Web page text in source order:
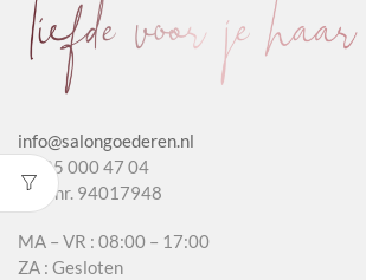
info@salongoederen.nl
T 085 000 47 04
KvK nr. 94017948
MA – VR : 08:00 – 17:00
ZA : Gesloten